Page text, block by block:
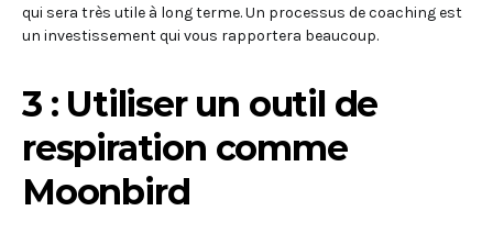
qui sera très utile à long terme. Un processus de coaching est
un investissement qui vous rapportera beaucoup.
3 : Utiliser un outil de
respiration comme
Moonbird